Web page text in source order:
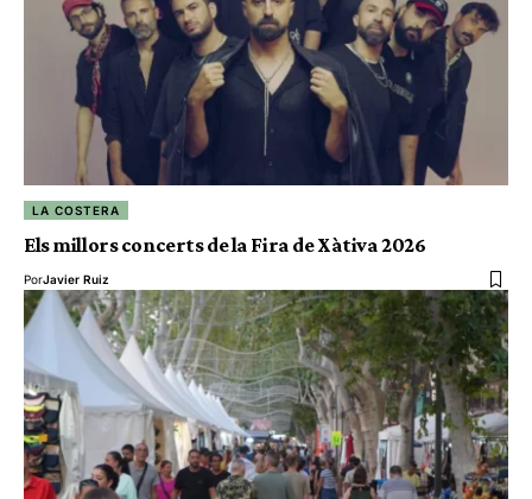
LA COSTERA
Els millors concerts de la Fira de Xàtiva 2026
PorJavier Ruiz